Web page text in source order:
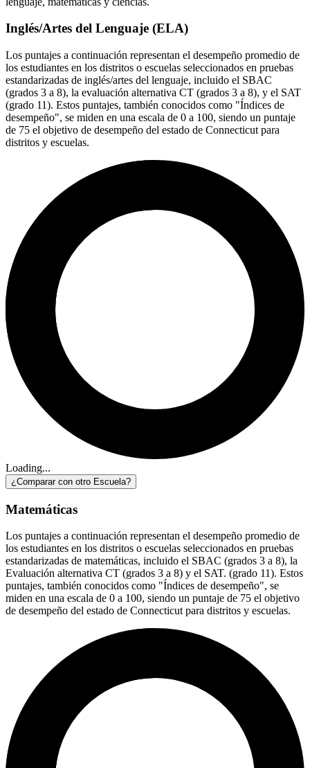
Inglés/Artes del Lenguaje (ELA)
Los puntajes a continuación representan el desempeño promedio de
los estudiantes en los distritos o escuelas seleccionados en pruebas
estandarizadas de inglés/artes del lenguaje, incluido el SBAC
(grados 3 a 8), la evaluación alternativa CT (grados 3 a 8), y el SAT
(grado 11). Estos puntajes, también conocidos como "Índices de
desempeño", se miden en una escala de 0 a 100, siendo un puntaje
de 75 el objetivo de desempeño del estado de Connecticut para
distritos y escuelas.
Loading...
¿Comparar con otro Escuela?
Matemáticas
Los puntajes a continuación representan el desempeño promedio de
los estudiantes en los distritos o escuelas seleccionados en pruebas
estandarizadas de matemáticas, incluido el SBAC (grados 3 a 8), la
Evaluación alternativa CT (grados 3 a 8) y el SAT. (grado 11). Estos
puntajes, también conocidos como "Índices de desempeño", se
miden en una escala de 0 a 100, siendo un puntaje de 75 el objetivo
de desempeño del estado de Connecticut para distritos y escuelas.